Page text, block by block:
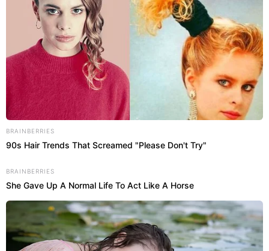
impecável parece um desafio diário cansativo. No
entanto, ajustar a circulação do ar e aplicar misturas
caseiras estratégicas eliminam os focos de
contaminação noscuidados diários
, garantindo um
espaçocompletamente renovado
BRAINBERRIES
90s Hair Trends That Screamed "Please Don't Try"
BRAINBERRIES
She Gave Up A Normal Life To Act Like A Horse